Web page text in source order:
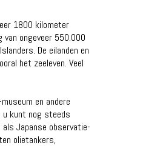
1800 kilometer
van ongeveer 550.000
De eilanden en
het zeeleven. Veel
en andere
u kunt nog steeds
Japanse observatie-
olietankers,